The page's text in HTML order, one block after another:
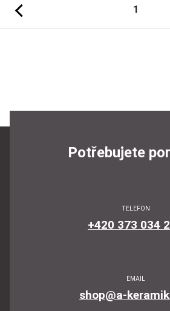
Předchozí 1
Potřebujete
TELEFON
+420 373 034
EMAIL
shop@a-